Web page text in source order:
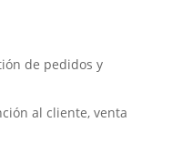
de pedidos y
al cliente, venta